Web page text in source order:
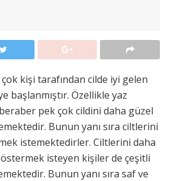
kişi tarafından cilde iyi gelen
başlanmıştır. Özellikle yaz
pek çok cildini daha güzel
Bunun yanı sıra ciltlerini
istemektedirler. Ciltlerini daha
isteyen kişiler de çeşitli
Bunun yanı sıra saf ve